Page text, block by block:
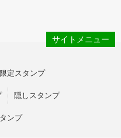
サイトメニュー
定スタンプ
隠しスタンプ
ンプ